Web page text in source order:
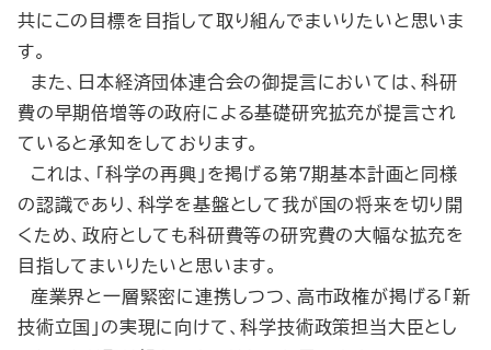
共にこの目標を目指して取り組んでまいりたいと思いま
す。
また、日本経済団体連合会の御提言においては、科研
費の早期倍増等の政府による基礎研究拡充が提言され
ていると承知をしております。
これは、「科学の再興」を掲げる第７期基本計画と同様
の認識であり、科学を基盤として我が国の将来を切り開
くため、政府としても科研費等の研究費の大幅な拡充を
目指してまいりたいと思います。
産業界と一層緊密に連携しつつ、高市政権が掲げる「新
技術立国」の実現に向けて、科学技術政策担当大臣とし